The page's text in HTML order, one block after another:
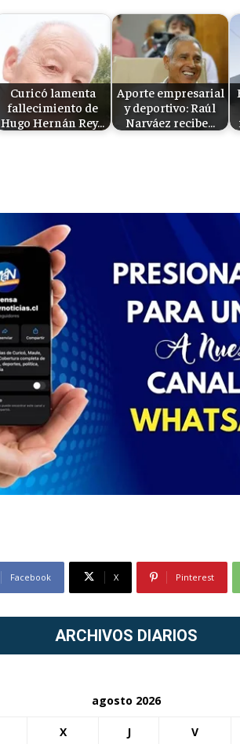
Curicó lamenta
fallecimiento de
Hugo Hernán Rey…
Aporte empresarial
y deportivo: Raúl
Narváez recibe…
Facebook X Pinterest
ARCHIVOS DIARIOS
agosto 2026
X J V